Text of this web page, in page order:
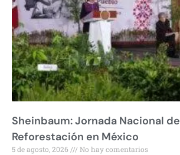
Sheinbaum: Jornada Nacional de
Reforestación en México
5 de agosto, 2026 No hay comentarios